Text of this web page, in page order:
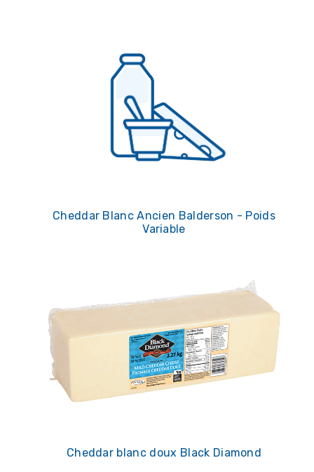
Cheddar Blanc Ancien Balderson - Poids
Variable
Cheddar blanc doux Black Diamond